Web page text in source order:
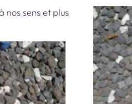
nos sens et plus